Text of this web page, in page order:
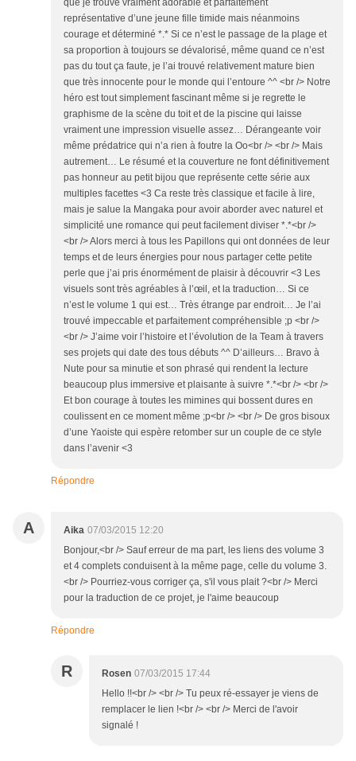
Répondre
A Aika 07/03/2015 12:20
Bonjour,<br /> Sauf erreur de ma part, les liens des volume 3
et 4 complets conduisent à la même page, celle du volume 3.
<br /> Pourriez-vous corriger ça, s'il vous plait ?<br /> Merci
pour la traduction de ce projet, je l'aime beaucoup
Répondre
R Rosen 07/03/2015 17:44
Hello !!<br /> <br /> Tu peux ré-essayer je viens de
remplacer le lien !<br /> <br /> Merci de l'avoir
signalé !